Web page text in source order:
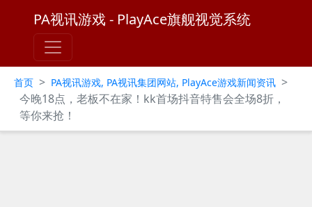
PA视讯游戏 - PlayAce旗舰视觉系统
首页 > PA视讯游戏, PA视讯集团网站, PlayAce游戏新闻资讯 >
今晚18点，老板不在家！kk首场抖音特售会全场8折，
等你来抢！​